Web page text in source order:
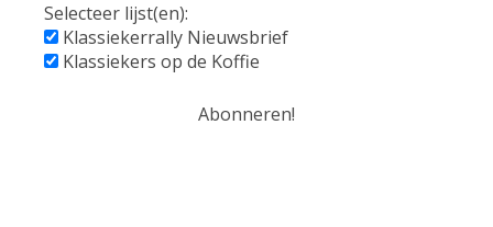
Selecteer lijst(en):
Klassiekerrally Nieuwsbrief
Klassiekers op de Koffie